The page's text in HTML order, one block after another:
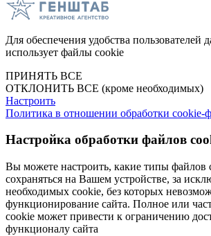
Для обеспечения удобства пользователей
использует файлы cookie
ПРИНЯТЬ ВСЕ
ОТКЛОНИТЬ ВСЕ (кроме необходимых)
Настроить
Политика в отношении обработки cookie-
Настройка обработки файлов
Вы можете настроить, какие типы файлов
сохраняться на Вашем устройстве, за
необходимых cookie, без которых
функционирование сайта. Полное или
cookie может привести к ограничению
функционалу сайта